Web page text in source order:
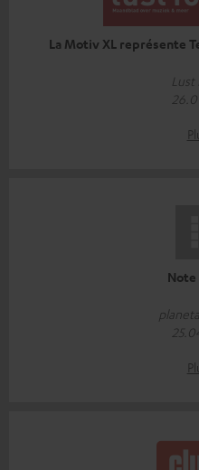
La Motiv XL représente
Lust
Note